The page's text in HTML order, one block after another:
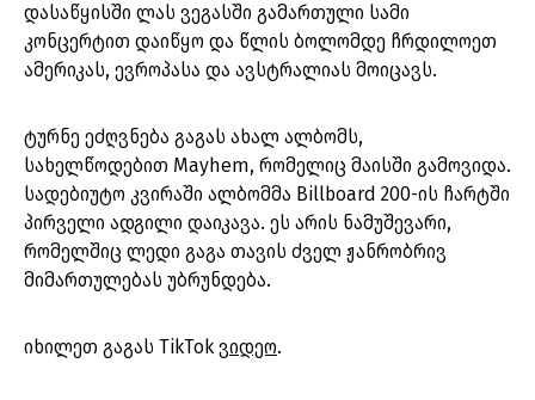
დასაწყისში ლას ვეგასში გამართული სამი
კონცერტით დაიწყო და წლის ბოლომდე ჩრდილოეთ
ამერიკას, ევროპასა და ავსტრალიას მოიცავს.
ტურნე ეძღვნება გაგას ახალ ალბომს,
სახელწოდებით Mayhem, რომელიც მაისში გამოვიდა.
სადებიუტო კვირაში ალბომმა Billboard 200-ის ჩარტში
პირველი ადგილი დაიკავა. ეს არის ნამუშევარი,
რომელშიც ლედი გაგა თავის ძველ ჟანრობრივ
მიმართულებას უბრუნდება.
იხილეთ გაგას TikTok ვიდეო.